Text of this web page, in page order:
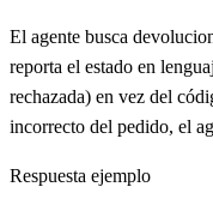
El agente busca
reporta el estado en
rechazada) en vez del
incorrecto del pedido, el
Respuesta ejemplo